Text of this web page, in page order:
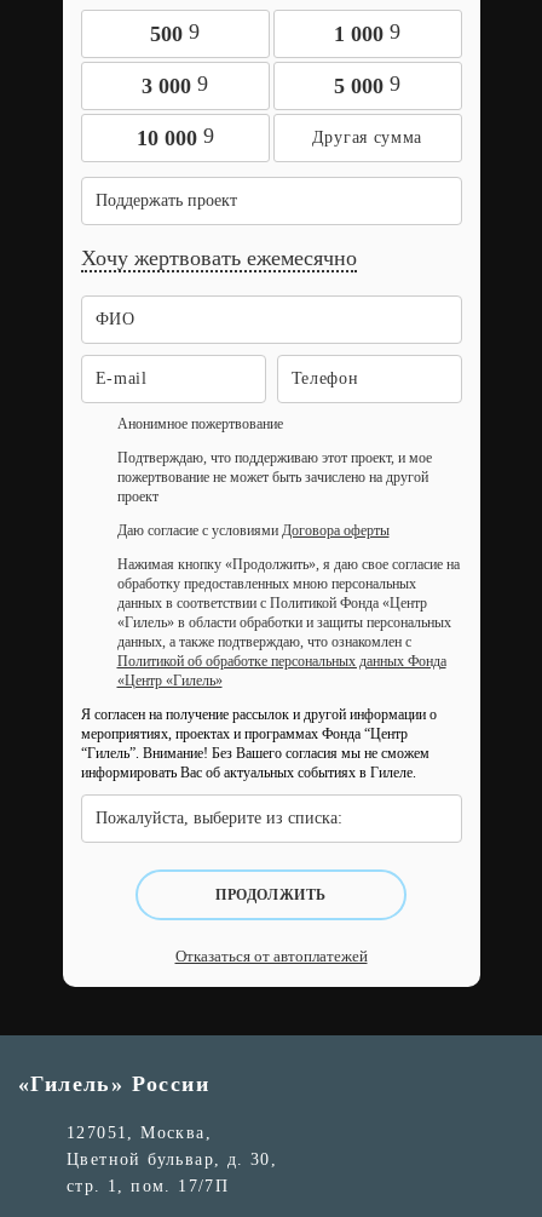
500 9 1 000 9
3 000 9 5 000 9
10 000 9
Поддержать проект
Хочу жертвовать ежемесячно
Анонимное пожертвование
Подтверждаю, что поддерживаю этот проект, и мое
пожертвование не может быть зачислено на другой
проект
Даю согласие с условиями Договора оферты
Нажимая кнопку «Продолжить», я даю свое согласие на
обработку предоставленных мною персональных
данных в соответствии с Политикой Фонда «Центр
«Гилель» в области обработки и защиты персональных
данных, а также подтверждаю, что ознакомлен с
Политикой об обработке персональных данных Фонда
«Центр «Гилель»
Я согласен на получение рассылок и другой информации о
мероприятиях, проектах и программах Фонда “Центр
“Гилель”. Внимание! Без Вашего согласия мы не сможем
информировать Вас об актуальных событиях в Гилеле.
Пожалуйста, выберите из списка:
ПРОДОЛЖИТЬ
Отказаться от автоплатежей
«Гилель» России
127051, Москва,
Цветной бульвар, д. 30,
стр. 1, пом. 17/7П